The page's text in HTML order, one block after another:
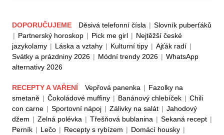
DOPORUČUJEME Děsivá telefonní čísla | Slovník puberťáků
| Partnerský horoskop | Pick me girl | Nejtěžší české
jazykolamy | Láska a vztahy | Kulturní tipy | Ajťák radí |
Svátky a prázdniny 2026 | Módní trendy 2026 | WhatsApp
alternativy 2026
RECEPTY A VAŘENÍ Vepřová panenka | Fazolky na
smetaně | Čokoládové muffiny | Banánový chlebíček | Chili
con carne | Sportovní nápoj | Zálivky na salát | Jahodový
džem | Zelná polévka | Třešňová bublanina | Sekaná recept |
Perník | Lečo | Recepty s rybízem | Domácí housky |